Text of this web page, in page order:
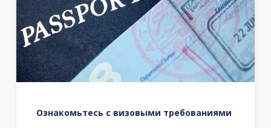
Ознакомьтесь с визовыми требованиями